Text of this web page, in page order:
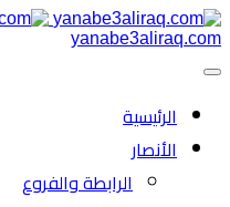
yanabe3aliraq.com
الرئیسية
الأنصار
الرابطة والفروع